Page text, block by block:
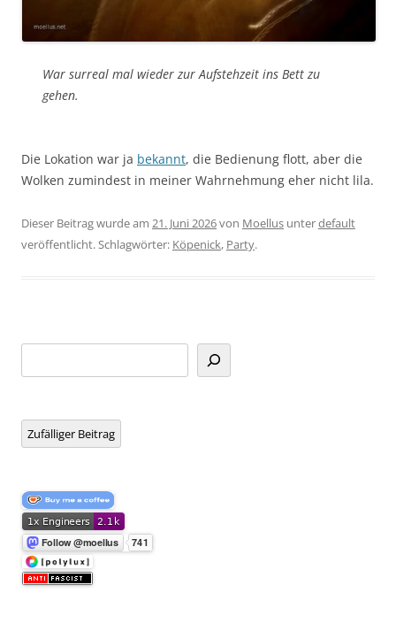
War surreal mal wieder zur Aufstehzeit ins Bett zu
gehen.
Die Lokation war ja bekannt, die Bedienung flott, aber die
Wolken zumindest in meiner Wahrnehmung eher nicht lila.
Dieser Beitrag wurde am 21. Juni 2026von Moellus unterdefault
veröffentlicht. Schlagwörter: Köpenick, Party.
Zufälliger Beitrag